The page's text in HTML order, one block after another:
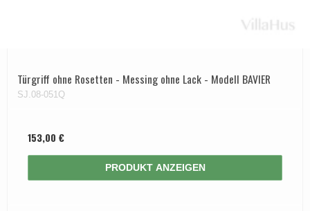
Türgriff ohne Rosetten - Messing ohne Lack - Modell BAVIER
SJ.08-051Q
153,00 €
PRODUKT ANZEIGEN